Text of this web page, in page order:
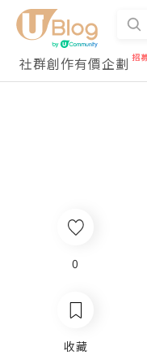
社群創作有價企劃
0
收藏